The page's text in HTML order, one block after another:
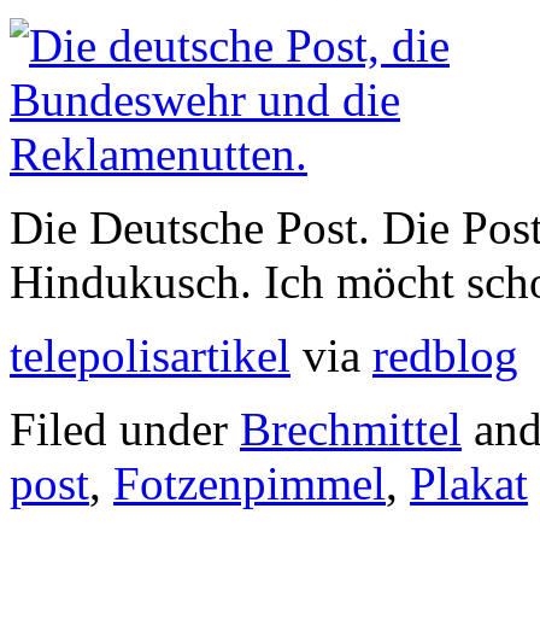
Die Deutsche Post. Die
Hindukusch. Ich möcht
telepolisartikel via redblog
Filed under Brechmittel
post, Fotzenpimmel, Plakat